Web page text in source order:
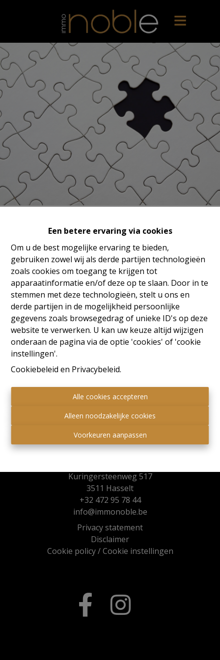
Een betere ervaring via cookies
Om u de best mogelijke ervaring te bieden,
gebruiken zowel wij als derde partijen technologieën
zoals cookies om toegang te krijgen tot
apparaatinformatie en/of deze op te slaan. Door in te
stemmen met deze technologieën, stelt u ons en
derde partijen in de mogelijkheid persoonlijke
gegevens zoals browsegedrag of unieke ID's op deze
website te verwerken. U kan uw keuze altijd wijzigen
onderaan de pagina via de optie 'cookies' of 'cookie
instellingen'.
Cookiebeleid en Privacybeleid.
Alle cookies accepteren
Alleen noodzakelijke cookies
Voorkeuren aanpassen
Oeps, deze pagina bestaat
niet meer
Te koop Te huur
Kuringersteenweg 517
3511 Hasselt
+32 472 95 78 44
info@immonoble.be
Privacy statement
Disclaimer
Cookie policy/Cookie instellingen